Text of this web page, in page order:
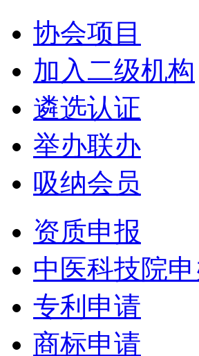
协会项目
加入二级机构
遴选认证
举办联办
吸纳会员
资质申报
中医科技院
专利申请
商标申请